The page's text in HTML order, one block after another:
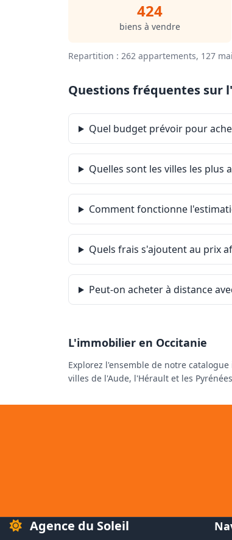
424
biens à vendre
Repartition : 262 appartements, 127
Questions fréquentes sur
Quel budget prévoir pour
Quelles sont les villes les plus
Comment fonctionne
Quels frais s'ajoutent au prix
Peut-on acheter à distance
L'immobilier en Occitanie
Explorez l'ensemble de notre
villes de l'Aude, l'Hérault et les
Agence du Soleil